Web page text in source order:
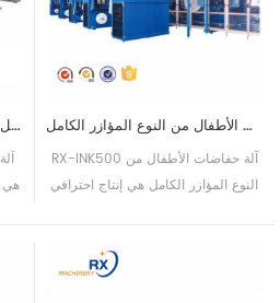
آلة المناديل الصحية من النوع المؤازر الكامل RX-HY800 آلة حفاضات الأطفال من النوع المؤازر الكامل RX-INK450
RX-INK500 آلة حفاضات الأطفال من
النوع المؤازر الكامل هي إنتاج احترافي